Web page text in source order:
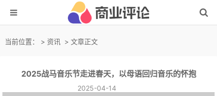
当前位置： > 资讯 > 文章正文
2025战马音乐节走进春天，以母语回归音乐的怀抱
2025-04-14